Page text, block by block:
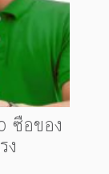
ซื้อของ
ง